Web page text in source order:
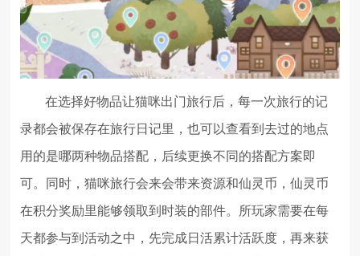
在选择好物品让猫咪出门旅行后，每一次旅行的记
录都会被保存在旅行日记里，也可以查看到去过的地点
用的是哪两种物品搭配，后续更换不同的搭配方案即
可。同时，猫咪旅行会来会带来资源和仙灵币，仙灵币
在积分奖励里能够领取到时装的部件。所玩家需要在每
天都参与到活动之中，先完成日活累计活跃度，再来获